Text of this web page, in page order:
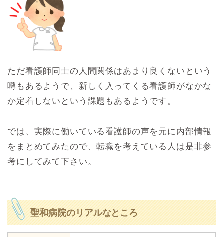
ただ看護師同士の人間関係はあまり良くないという
噂もあるようで、新しく入ってくる看護師がなかな
か定着しないという課題もあるようです。
では、実際に働いている看護師の声を元に内部情報
をまとめてみたので、転職を考えている人は是非参
考にしてみて下さい。
聖和病院のリアルなところ